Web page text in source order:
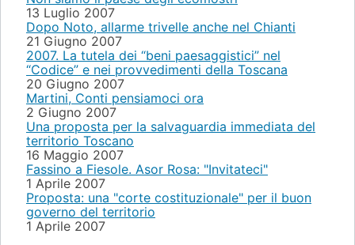
13 Luglio 2007
Dopo Noto, allarme trivelle anche nel Chianti
21 Giugno 2007
2007. La tutela dei “beni paesaggistici” nel
“Codice” e nei provvedimenti della Toscana
20 Giugno 2007
Martini, Conti pensiamoci ora
2 Giugno 2007
Una proposta per la salvaguardia immediata del
territorio Toscano
16 Maggio 2007
Fassino a Fiesole. Asor Rosa: "Invitateci"
1 Aprile 2007
Proposta: una "corte costituzionale" per il buon
governo del territorio
1 Aprile 2007